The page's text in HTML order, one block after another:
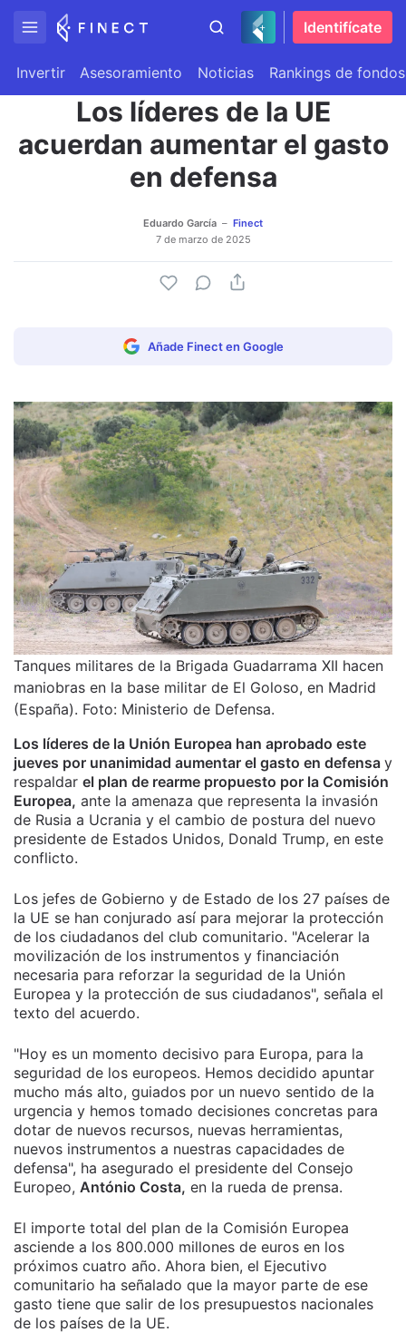
Identifícate
Invertir Asesoramiento Noticias Rankings de fondos
Los líderes de la UE
acuerdan aumentar el gasto
en defensa
Eduardo García
Finect
7 de marzo de 2025
Añade Finect en Google
Tanques militares de la Brigada Guadarrama XII hacen
maniobras en la base militar de El Goloso, en Madrid
(España). Foto: Ministerio de Defensa.
Los líderes de la Unión Europea han aprobado este
jueves por unanimidad aumentar el gasto en defensa y
respaldar el plan de rearme propuesto por la Comisión
Europea, ante la amenaza que representa la invasión
de Rusia a Ucrania y el cambio de postura del nuevo
presidente de Estados Unidos, Donald Trump, en este
conflicto.
Los jefes de Gobierno y de Estado de los 27 países de
la UE se han conjurado así para mejorar la protección
de los ciudadanos del club comunitario. "Acelerar la
movilización de los instrumentos y financiación
necesaria para reforzar la seguridad de la Unión
Europea y la protección de sus ciudadanos", señala el
texto del acuerdo.
"Hoy es un momento decisivo para Europa, para la
seguridad de los europeos. Hemos decidido apuntar
mucho más alto, guiados por un nuevo sentido de la
urgencia y hemos tomado decisiones concretas para
dotar de nuevos recursos, nuevas herramientas,
nuevos instrumentos a nuestras capacidades de
defensa", ha asegurado el presidente del Consejo
Europeo, António Costa, en la rueda de prensa.
El importe total del plan de la Comisión Europea
asciende a los 800.000 millones de euros en los
próximos cuatro año. Ahora bien, el Ejecutivo
comunitario ha señalado que la mayor parte de ese
gasto tiene que salir de los presupuestos nacionales
de los países de la UE.